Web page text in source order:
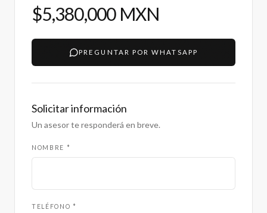
$5,380,000 MXN
PREGUNTAR POR WHATSAPP
Solicitar información
Un asesor te responderá en breve.
NOMBRE *
TELÉFONO *